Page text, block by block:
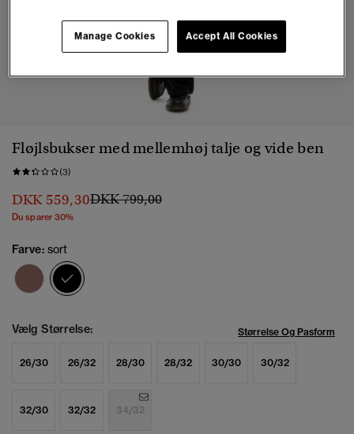
1 2 3 4 5
Fløjlsbukser med mellemhøj talje og vide ben
(3)
DKK 559,30Pris nedsat fra
DKK 799,00til
Du sparer 30%
Farve: sort
Vælg Størrelse: Størrelse Og Pasform
26/30 26/32 28/30 28/32 30/30 30/32
32/30 32/32 34/32
Accept All Cookies
Manage Cookies